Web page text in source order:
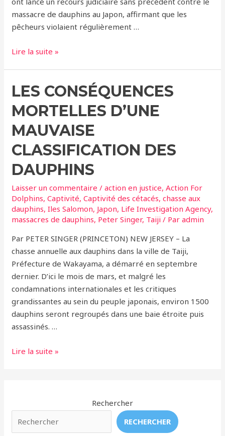
massacre de dauphins au Japon, affirmant que les
pêcheurs violaient régulièrement …
Chasse
à
–
Des
militants
lancent
une
action
juridique
sans
précédent
Lire la suite »
LES CONSÉQUENCES
MORTELLES D’UNE
MAUVAISE
CLASSIFICATION DES
DAUPHINS
Laisser un commentaire /action en justice,Action For
Dolphins,Captivité,Captivité des cétacés,chasse aux
dauphins,Iles Salomon, Japon, Life Investigation Agency,
massacres de dauphins, Peter Singer, Taiji / Paradmin
Par PETER SINGER (PRINCETON) NEW JERSEY – La
chasse annuelle aux dauphins dans la ville de Taiji,
Préfecture de Wakayama, a démarré en septembre
dernier. D’ici le mois de mars, et malgré les
condamnations internationales et les critiques
grandissantes au sein du peuple japonais, environ 1500
dauphins seront regroupés dans une baie étroite puis
assassinés. …
Les
classification
des
Lire la suite »
Rechercher
RECHERCHER